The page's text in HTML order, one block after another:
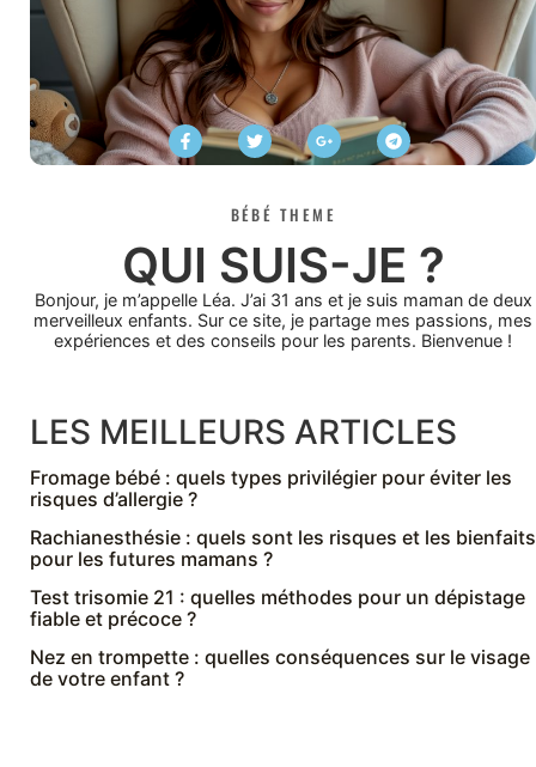
BÉBÉ THEME
QUI SUIS-JE ?
Bonjour, je m’appelle Léa. J’ai 31 ans et je suis maman de deux
merveilleux enfants. Sur ce site, je partage mes passions, mes
expériences et des conseils pour les parents. Bienvenue !
LES MEILLEURS ARTICLES
Fromage bébé : quels types privilégier pour éviter les
risques d’allergie ?
Rachianesthésie : quels sont les risques et les bienfaits
pour les futures mamans ?
Test trisomie 21 : quelles méthodes pour un dépistage
fiable et précoce ?
Nez en trompette : quelles conséquences sur le visage
de votre enfant ?